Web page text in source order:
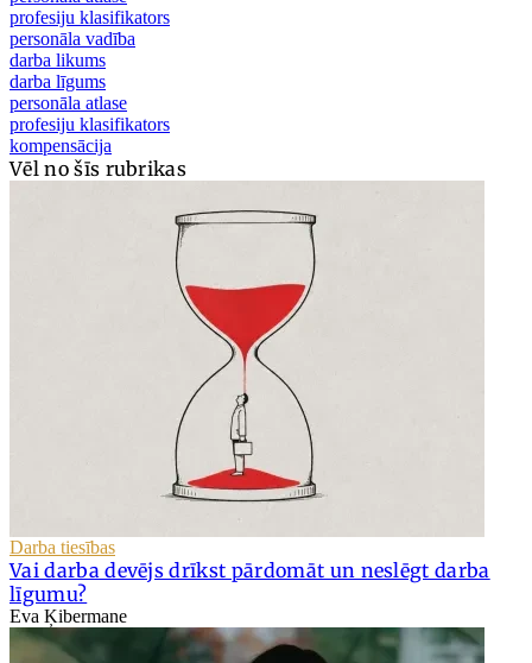
profesiju klasifikators
personāla vadība
darba likums
darba līgums
personāla atlase
profesiju klasifikators
kompensācija
Vēl no šīs rubrikas
Darba tiesības
Vai darba devējs drīkst pārdomāt un neslēgt darba
līgumu?
Eva Ķibermane